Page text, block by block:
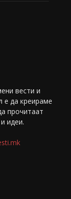
вести и
е да креираме
прочитаат
идеи.